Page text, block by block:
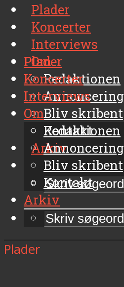
Plader
Koncerter
Interviews
Om
Redaktionen
Annoncering
Bliv skribent
Kontakt
Arkiv
Plader
Koncerter
Interviews
Om
Redaktionen
Annoncering
Bliv skribent
Kontakt
Arkiv
Plader